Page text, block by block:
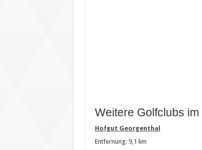
Weitere Golfclubs
Hofgut Georgenthal
Entfernung: 9,1 km